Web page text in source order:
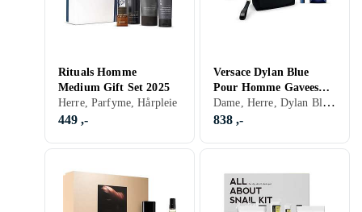
Rituals Homme
Medium Gift Set 2025
Herre, Parfyme, Hårpleie
449 ,-
Versace Dylan Blue
Pour Homme Gaveeske
for menn
Dame, Herre, Dylan Blue, Parfyme
838 ,-